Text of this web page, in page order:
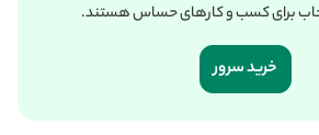
برای کسب و کارهای حساس هستند.
خرید سرور